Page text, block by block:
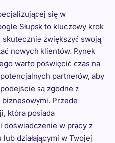
się w
Słupsk to kluczowy krok
zwiększyć swoją
nowych klientów. Rynek
warto poświęcić czas na
partnerów, aby
są zgodne z
Przede
która posiada
doświadczenie w pracy z
działającymi w Twojej